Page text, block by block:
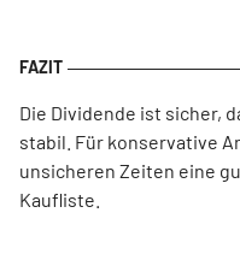
Die Dividende ist sicher,
stabil. Für konservative
unsicheren Zeiten eine
Kaufliste.